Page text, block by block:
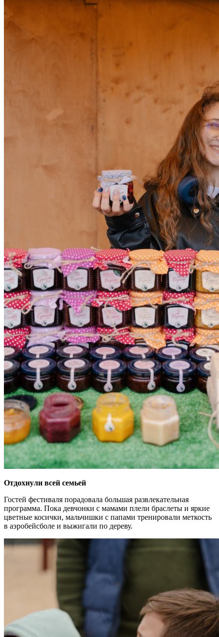
Отдохнули всей семьей
Гостей фестиваля порадовала большая развлекательная
программа. Пока девчонки с мамами плели браслеты и яркие
цветные косички, мальчишки с папами тренировали меткость
в аэробейсболе и выжигали по дереву.